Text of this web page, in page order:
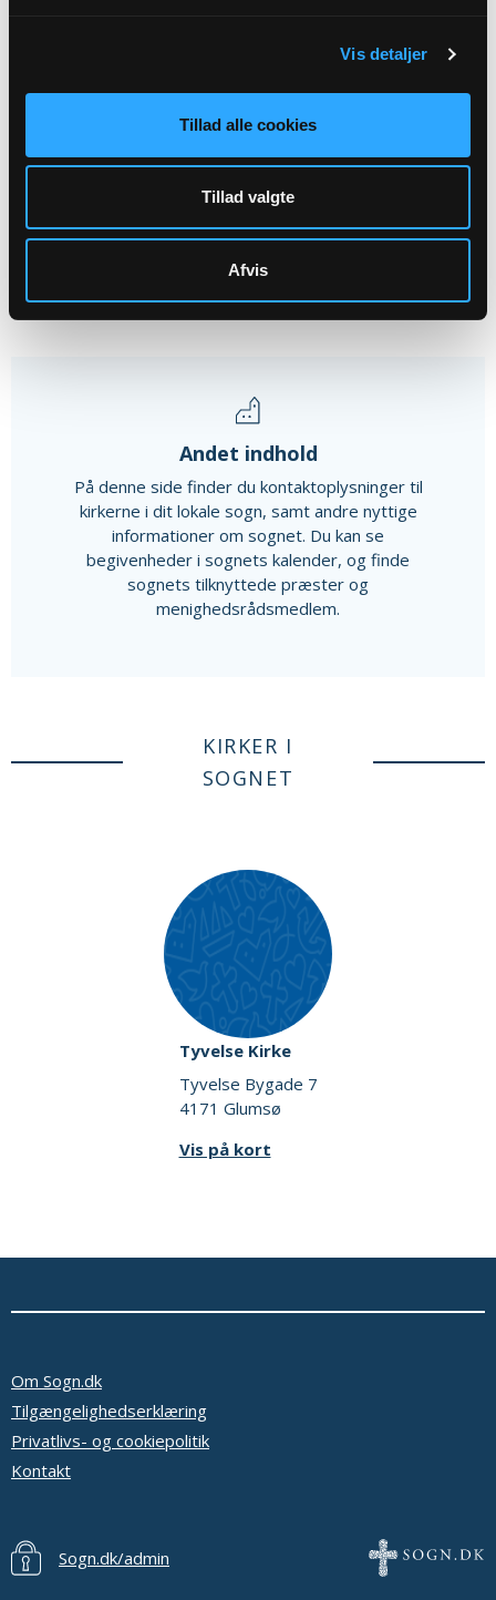
Vis detaljer
Tillad alle cookies
Tillad valgte
Afvis
The Beatles koncert i Tybjerg
Tybjerg Kirke, kl. 19:00
Alle arrangementer
Andet indhold
På denne side finder du kontaktoplysninger til
kirkerne i dit lokale sogn, samt andre nyttige
informationer om sognet. Du kan se
begivenheder i sognets kalender, og finde
sognets tilknyttede præster og
menighedsrådsmedlem.
KIRKER I
SOGNET
Tyvelse Kirke
Tyvelse Bygade 7
4171 Glumsø
Vis på kort
Om Sogn.dk
Tilgængelighedserklæring
Privatlivs- og cookiepolitik
Kontakt
Sogn.dk/admin